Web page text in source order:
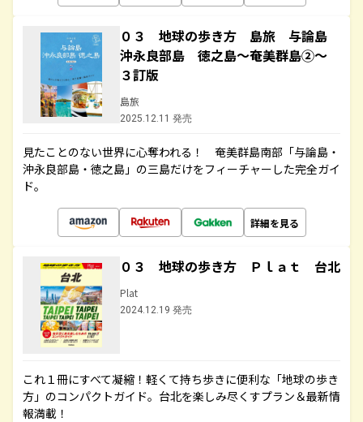
０３ 地球の歩き方 島旅 与論島
沖永良部島 徳之島～奄美群島②～
３訂版
島旅
2025.12.11 発売
見たことのない世界に心奪われる！ 奄美群島南部「与論島・
沖永良部島・徳之島」の三島だけをフィーチャーした完全ガイ
ド。
詳細を見る
０３ 地球の歩き方 Ｐｌａｔ 台北
Plat
2024.12.19 発売
これ１冊にすべて凝縮！軽くて持ち歩きに便利な「地球の歩き
方」のコンパクトガイド。台北を楽しみ尽くすプラン＆最新情
報満載！